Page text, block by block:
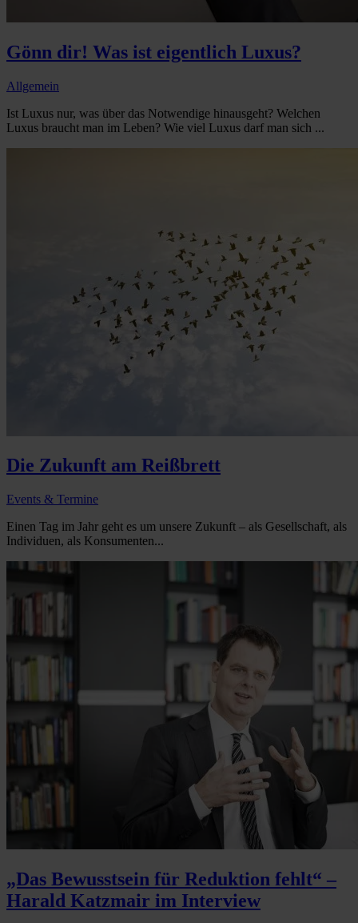
Gönn dir! Was ist eigentlich Luxus?
Allgemein
Ist Luxus nur, was über das Notwendige hinausgeht? Welchen
Luxus braucht man im Leben? Wie viel Luxus darf man sich ...
Die Zukunft am Reißbrett
Events & Termine
Einen Tag im Jahr geht es um unsere Zukunft – als Gesellschaft, als
Individuen, als Konsumenten...
„Das Bewusstsein für Reduktion fehlt“ –
Harald Katzmair im Interview